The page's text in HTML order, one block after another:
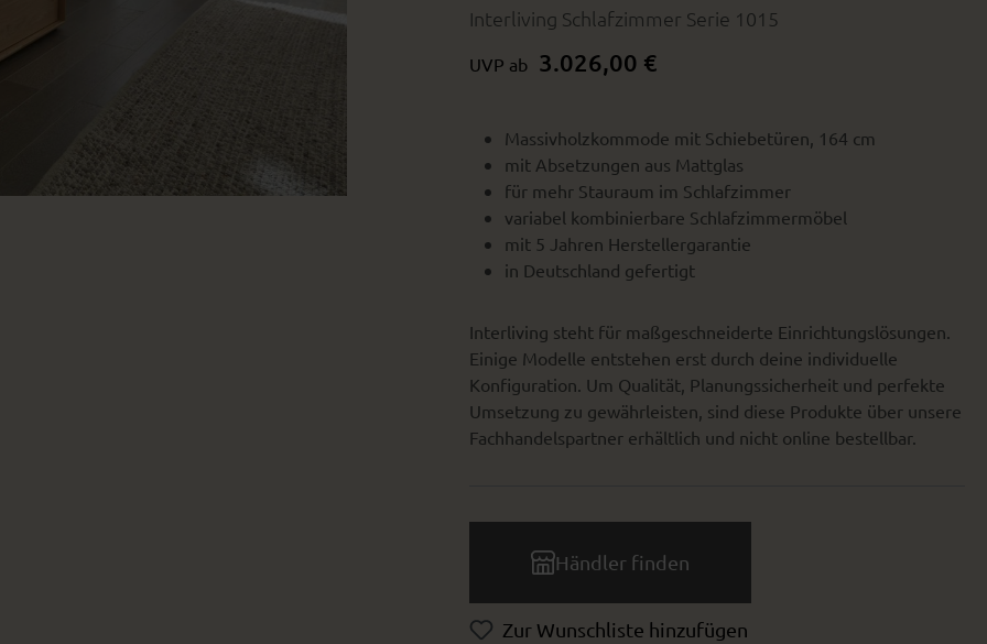
Interliving Schlafzimmer Serie 1015
UVP ab 3.026,00 €
Massivholzkommode mit Schiebetüren, 164 cm
mit Absetzungen aus Mattglas
für mehr Stauraum im Schlafzimmer
variabel kombinierbare Schlafzimmermöbel
mit 5 Jahren Herstellergarantie
in Deutschland gefertigt
Interliving steht für maßgeschneiderte Einrichtungslösungen.
Einige Modelle entstehen erst durch deine individuelle
Konfiguration. Um Qualität, Planungssicherheit und perfekte
Umsetzung zu gewährleisten, sind diese Produkte über unsere
Fachhandelspartner erhältlich und nicht online bestellbar.
Händler finden
Zur Wunschliste hinzufügen